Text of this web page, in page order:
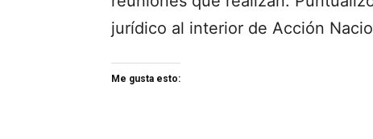
jurídico al interior de Acción
Me gusta esto: